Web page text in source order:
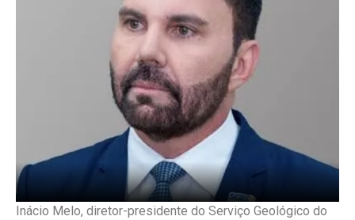
Inácio Melo, diretor-presidente do Serviço Geológico do